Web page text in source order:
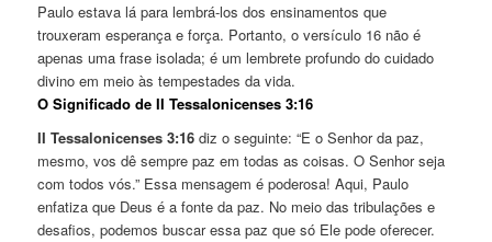
Paulo estava lá para lembrá-los dos ensinamentos que
trouxeram esperança e força. Portanto, o versículo 16 não é
apenas uma frase isolada; é um lembrete profundo do cuidado
divino em meio às tempestades da vida.
O Significado de II Tessalonicenses 3:16
II Tessalonicenses 3:16 diz o seguinte: “E o Senhor da paz,
mesmo, vos dê sempre paz em todas as coisas. O Senhor seja
com todos vós.” Essa mensagem é poderosa! Aqui, Paulo
enfatiza que Deus é a fonte da paz. No meio das tribulações e
desafios, podemos buscar essa paz que só Ele pode oferecer.